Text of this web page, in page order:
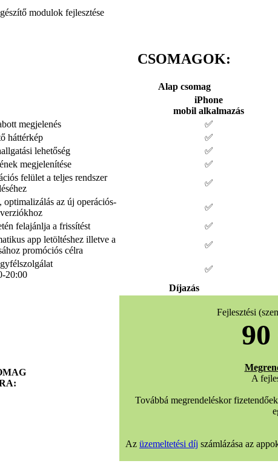
modulok fejlesztése
CSOMAGOK:
Alap csomag
iPhone
mobil alkalmazás
megjelenés
✅
háttérkép
✅
lehetőség
✅
megjelenítése
✅
felület a teljes rendszer
✅
optimalizálás az új operációs-
✅
felajánlja a frissítést
✅
app letöltéshez illetve a
promóciós célra
✅
20:00
✅
Díjazás
Fejlesztési
A
Továbbá megrendeléskor
Az üzemeltetési díj számlázása az